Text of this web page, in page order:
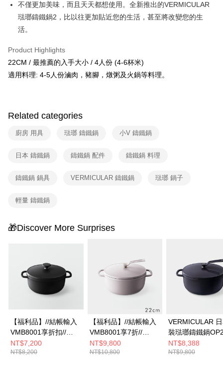
不僅更加美味，而且天天都想使用。全新推出的VERMICULAR
琺瑯鑄鐵鍋2，比以往更加貼近您的生活，甚至將改變您的生
活。
Product Highlights
22CM / 最推薦的入手大小 / 4人份 (4-6杯米)
適用料理: 4-5人份滷肉，豬腳，燉粥及火鍋等料理。
Related categories
廚房 用具 琺瑯 鑄鐵鍋 小V 鑄鐵鍋
日本 鑄鐵鍋 鑄鐵鍋 配件 鑄鐵鍋 料理
鑄鐵鍋 鍋具 VERMICULAR 鑄鐵鍋 琺瑯 鍋子
輕量 鑄鐵鍋
🎁Discover More Surprises
【福利品】//結帳輸入
VMB8001享折扣//
VERMICULAR 琺瑯鑄
鐵鍋 OP2 18CM (碳
NT$7,200
NT$8,200
【福利品】//結帳輸入
VMB8001享7折//
Vermicular 日本原裝琺
瑯鑄鐵鍋 OP2 22CM
NT$9,800
NT$10,800
VERMICULAR
裝琺瑯鑄鐵鍋
22cm (海軍藍)
NT$8,388
NT$9,800